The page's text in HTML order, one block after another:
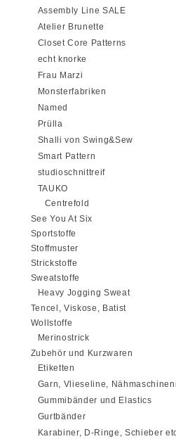
Assembly Line SALE
Atelier Brunette
Closet Core Patterns
echt knorke
Frau Marzi
Monsterfabriken
Named
Prülla
Shalli von Swing&Sew
Smart Pattern
studioschnittreif
TAUKO
Centrefold
See You At Six
Sportstoffe
Stoffmuster
Strickstoffe
Sweatstoffe
Heavy Jogging Sweat
Tencel, Viskose, Batist
Wollstoffe
Merinostrick
Zubehör und Kurzwaren
Etiketten
Garn, Vlieseline,
Gummibänder und Elastics
Gurtbänder
Karabiner, D-Ringe, Schieber